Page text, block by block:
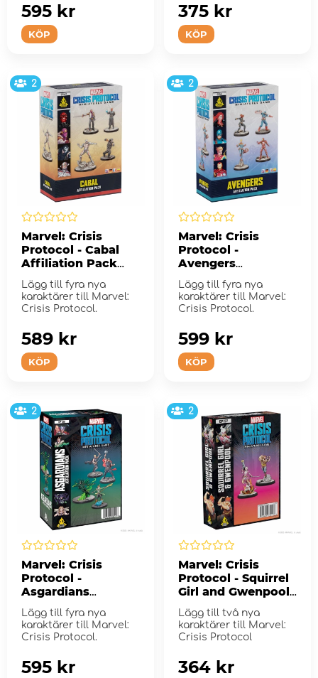
KÖP
595 kr
KÖP
375 kr
2
Marvel: Crisis
Protocol - Cabal
Affiliation Pack
(Exp.)
Lägg till fyra nya
karaktärer till Marvel:
Crisis Protocol.
KÖP
589 kr
2
Marvel: Crisis
Protocol -
Avengers
Affiliation Pack
(Exp.)
Lägg till fyra nya
karaktärer till Marvel:
Crisis Protocol.
KÖP
599 kr
2
Marvel: Crisis
Protocol -
Asgardians
(Exp.)
Lägg till fyra nya
karaktärer till Marvel:
Crisis Protocol.
595 kr
2
Marvel: Crisis
Protocol - Squirrel
Girl and Gwenpool
Lägg till två nya
karaktärer till Marvel:
Crisis Protocol
364 kr